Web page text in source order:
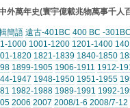
中外萬年史(寰宇億載兆物萬事千人
簡語 遠古-401BC 400 BC -301BC
1000 1001-1200 1201-1400
1820 1821-1839 1840-1850
1899-1905 1906-1911 1912-
1947 1948-1950 1951-1955
1982-1988 1989-1991 1992-
2006 2007 2008/1-6 2008/7-12